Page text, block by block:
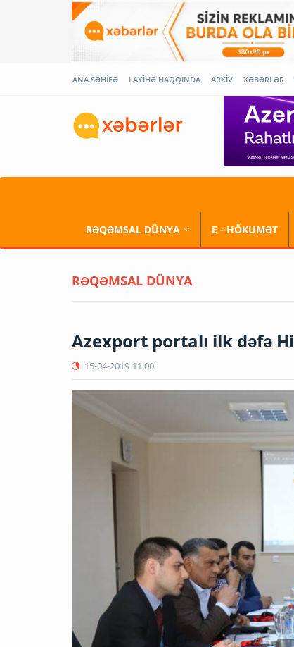
ANA SƏHİFƏ LAYİHƏ HAQQINDA ARXİV XƏBƏRLƏR
RƏQƏMSAL DÜNYA E - HÖKUMƏT
RƏQƏMSAL DÜNYA
Azexport portalı ilk dəfə
15-04-2019 11:00